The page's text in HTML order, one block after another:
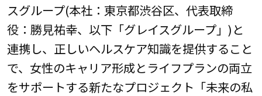
スグループ(本社：東京都渋谷区、代表取締
役：勝見祐幸、以下「グレイスグループ」)と
連携し、正しいヘルスケア知識を提供すること
で、女性のキャリア形成とライフプランの両立
をサポートする新たなプロジェクト「未来の私